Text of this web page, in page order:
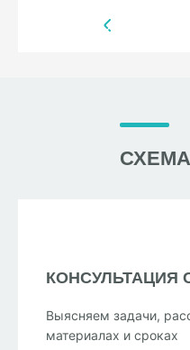
КОНСУЛЬТАЦИЯ
Выясняем задачи,
материалах и сроках